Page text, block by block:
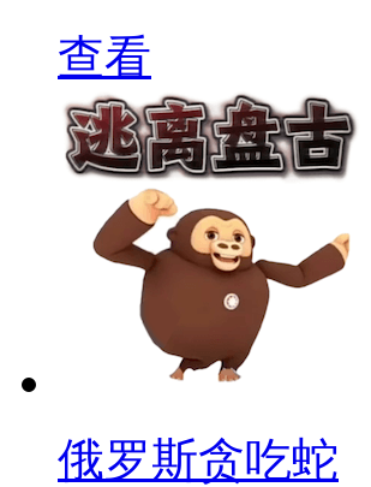
查看
俄罗斯贪吃蛇